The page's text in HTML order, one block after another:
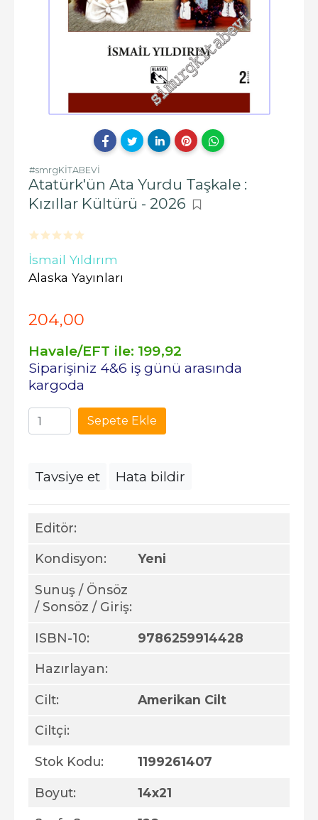
#smrgKİTABEVİ
Atatürk'ün Ata Yurdu Taşkale :
Kızıllar Kültürü - 2026
İsmail Yıldırım
Alaska Yayınları
Editör:
Kondisyon: Yeni
Sunuş / Önsöz
/ Sonsöz / Giriş:
ISBN-10: 9786259914428
Hazırlayan:
Cilt: Amerikan Cilt
Ciltçi:
Stok Kodu: 1199261407
Boyut: 14x21
204,00
Havale/EFT ile: 199,92
Siparişiniz 4&6 iş günü arasında
kargoda
Sepete Ekle
Tavsiye et Hata bildir